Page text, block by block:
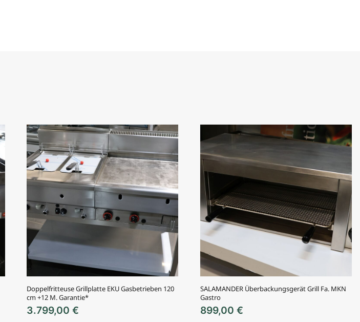
Doppelfritteuse Grillplatte EKU Gasbetrieben 120
cm +12 M. Garantie*
3.799,00€
SALAMANDER Überbackungsgerät Grill Fa. MKN
Gastro
899,00 €